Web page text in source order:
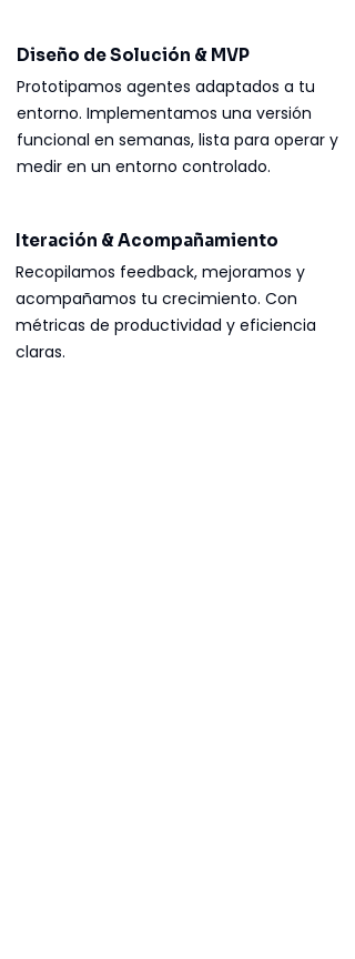
Diseño de Solución & MVP
Prototipamos agentes adaptados a tu
entorno. Implementamos una versión
funcional en semanas, lista para operar y
medir en un entorno controlado.
Iteración & Acompañamiento
Recopilamos feedback, mejoramos y
acompañamos tu crecimiento. Con
métricas de productividad y eficiencia
claras.